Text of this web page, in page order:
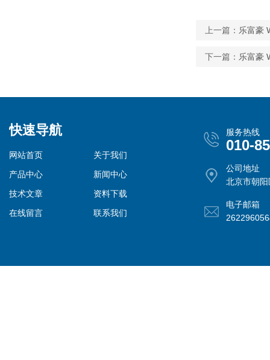
上一篇： 乐富豪
下一篇： 乐富豪
快速导航
网站首页
关于我们
产品中心
新闻中心
技术文章
资料下载
在线留言
联系我们
服务热线
010-
公司地址
北京市朝
电子邮箱